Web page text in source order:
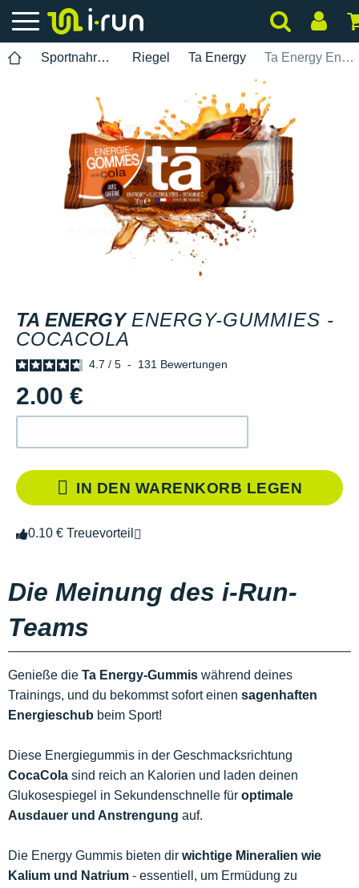
Sportnahrung Riegel Ta Energy Ta Energy Energy-Gummies - CocaCola
TA ENERGY ENERGY-GUMMIES -
COCACOLA
4.7 / 5 - 131 Bewertungen
2.00 €
IN DEN WARENKORB LEGEN
0.10 € Treuevorteil
Die Meinung des i-Run-
Teams
Genieße die Ta Energy-Gummis während deines
Trainings, und du bekommst sofort einen sagenhaften
Energieschub beim Sport!
Diese Energiegummis in der Geschmacksrichtung
CocaCola sind reich an Kalorien und laden deinen
Glukosespiegel in Sekundenschnelle für optimale
Ausdauer und Anstrengung auf.
Die Energy Gummis bieten dir wichtige Mineralien wie
Kalium und Natrium - essentiell, um Ermüdung zu